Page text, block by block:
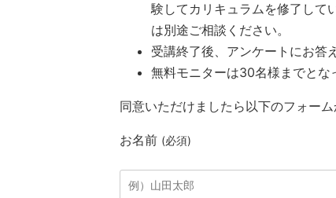
験してカリキュラムを修了して
は別途ご相談ください。
受講終了後、アンケートにお答
無料モニターは30名様までとな
同意いただけましたら以下のフォーム
お名前 (必須)